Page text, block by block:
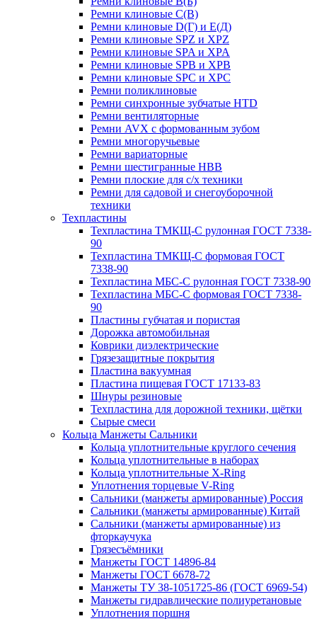
Ремни клиновые С(В)
Ремни клиновые D(Г) и Е(Д)
Ремни клиновые SPZ и XPZ
Ремни клиновые SPA и XPA
Ремни клиновые SPB и XPB
Ремни клиновые SPC и XPC
Ремни поликлиновые
Ремни синхронные зубчатые HTD
Ремни вентиляторные
Ремни AVX с формованным зубом
Ремни многоручьевые
Ремни вариаторные
Ремни шестигранные HBB
Ремни плоские для с/х техники
Ремни для садовой и снегоуборочной
техники
Техпластины
Техпластина ТМКЩ-С рулонная ГОСТ 7338-
90
Техпластина ТМКЩ-С формовая ГОСТ
7338-90
Техпластина МБС-С рулонная ГОСТ 7338-90
Техпластина МБС-С формовая ГОСТ 7338-
90
Пластины губчатая и пористая
Дорожка автомобильная
Коврики диэлектрические
Грязезащитные покрытия
Пластина вакуумная
Пластина пищевая ГОСТ 17133-83
Шнуры резиновые
Техпластина для дорожной техники, щётки
Сырые смеси
Кольца Манжеты Сальники
Кольца уплотнительные круглого сечения
Кольца уплотнительные в наборах
Кольца уплотнительные Х-Ring
Уплотнения торцевые V-Ring
Сальники (манжеты армированные) Россия
Сальники (манжеты армированные) Китай
Сальники (манжеты армированные) из
фторкаучука
Грязесъёмники
Манжеты ГОСТ 14896-84
Манжеты ГОСТ 6678-72
Манжеты ТУ 38-1051725-86 (ГОСТ 6969-54)
Манжеты гидравлические полиуретановые
Уплотнения поршня